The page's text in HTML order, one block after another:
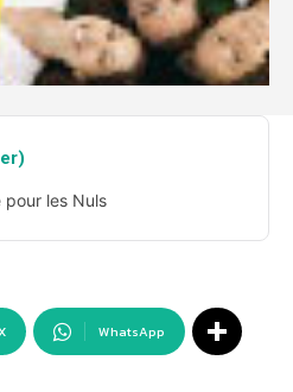
pour les Nuls
WhatsApp